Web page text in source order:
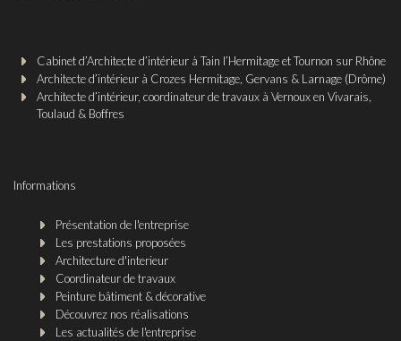
Cabinet d’Architecte d’intérieur à Tain l’Hermitage et Tournon sur Rhône
Architecte d’intérieur à Crozes Hermitage, Gervans & Larnage (Drôme)
Architecte d’intérieur, coordinateur de travaux à Vernoux en Vivarais,
Toulaud & Boffres
Informations
Présentation de l'entreprise
Les prestations proposées
Architecture d'interieur
Coordinateur de travaux
Peinture bâtiment & décorative
Découvrez nos réalisations
Les actualités de l'entreprise